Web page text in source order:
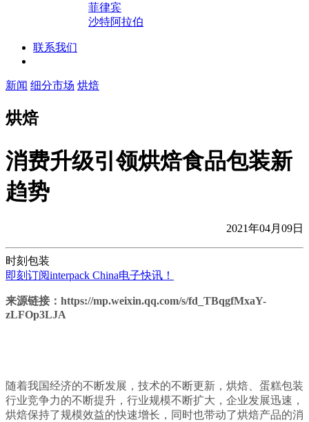
菲律宾
沙特阿拉伯
联系我们
新闻 细分市场 烘焙
烘焙
消费升级引领烘焙食品包装新
趋势
2021年04月09日
时刻包装
即刻订阅interpack China电子快讯！
来源链接：https://mp.weixin.qq.com/s/fd_TBqgfMxaY-
zLFOp3LJA
随着我国经济的不断发展，技术的不断更新，烘焙、蛋糕包装
行业竞争力的不断提升，行业规模不断扩大，企业发展迅速，
烘焙保持了规模效益的快速增长，同时也带动了烘焙产品的消